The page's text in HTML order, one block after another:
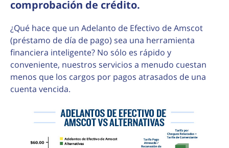
comprobación de crédito.
¿Qué hace que un Adelanto de Efectivo de Amscot
(préstamo de día de pago) sea una herramienta
financiera inteligente? No sólo es rápido y
conveniente, nuestros servicios a menudo cuestan
menos que los cargos por pagos atrasados de una
cuenta vencida.